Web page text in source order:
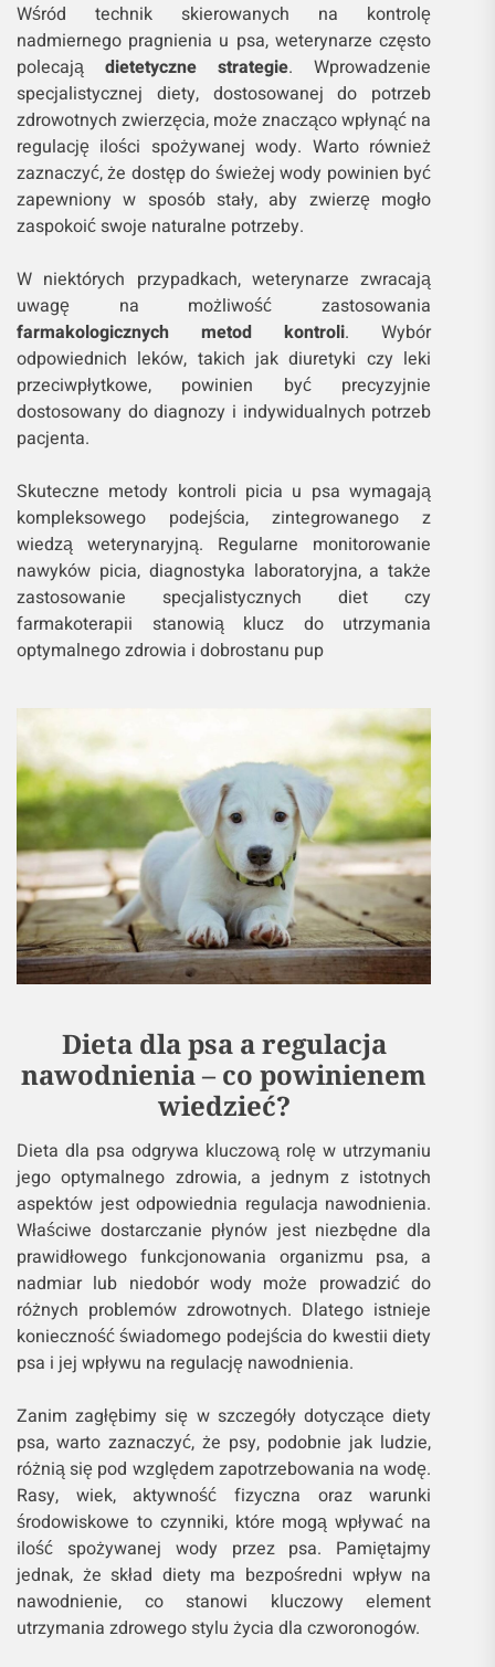
Wśród technik skierowanych na kontrolę
nadmiernego pragnienia u psa, weterynarze często
polecajądietetyczne strategie. Wprowadzenie
specjalistycznej diety, dostosowanej do potrzeb
zdrowotnych zwierzęcia, może znacząco wpłynąć na
regulację ilości spożywanej wody. Warto również
zaznaczyć, że dostęp do świeżej wody powinien być
zapewniony w sposób stały, aby zwierzę mogło
zaspokoić swoje naturalne potrzeby.
W niektórych przypadkach, weterynarze zwracają
uwagę na możliwość zastosowania
farmakologicznych metod kontroli. Wybór
odpowiednich leków, takich jak diuretyki czy leki
przeciwpłytkowe, powinien być precyzyjnie
dostosowany do diagnozy i indywidualnych potrzeb
pacjenta.
Skuteczne metody kontroli picia u psa wymagają
kompleksowego podejścia, zintegrowanego z
wiedzą weterynaryjną. Regularne monitorowanie
nawyków picia, diagnostyka laboratoryjna, a także
zastosowanie specjalistycznych diet czy
farmakoterapii stanowią klucz do utrzymania
optymalnego zdrowia i dobrostanu pup
Dieta dla psa a regulacja
nawodnienia – co powinienem
wiedzieć?
Dieta dla psa odgrywa kluczową rolę w utrzymaniu
jego optymalnego zdrowia, a jednym z istotnych
aspektów jest odpowiednia regulacja nawodnienia.
Właściwe dostarczanie płynów jest niezbędne dla
prawidłowego funkcjonowania organizmu psa, a
nadmiar lub niedobór wody może prowadzić do
różnych problemów zdrowotnych. Dlatego istnieje
konieczność świadomego podejścia do kwestii diety
psa i jej wpływu na regulację nawodnienia.
Zanim zagłębimy się w szczegóły dotyczące diety
psa, warto zaznaczyć, że psy, podobnie jak ludzie,
różnią się pod względem zapotrzebowania na wodę.
Rasy, wiek, aktywność fizyczna oraz warunki
środowiskowe to czynniki, które mogą wpływać na
ilość spożywanej wody przez psa. Pamiętajmy
jednak, że skład diety ma bezpośredni wpływ na
nawodnienie, co stanowi kluczowy element
utrzymania zdrowego stylu życia dla czworonogów.